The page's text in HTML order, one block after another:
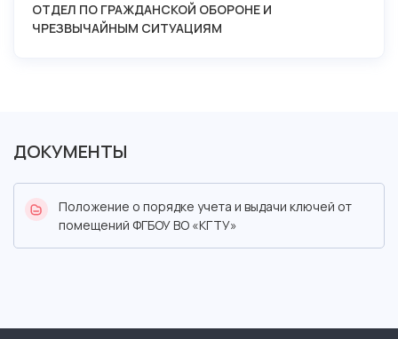
ОТДЕЛ ПО ГРАЖДАНСКОЙ ОБОРОНЕ И
ЧРЕЗВЫЧАЙНЫМ СИТУАЦИЯМ
ДОКУМЕНТЫ
Положение о порядке учета и выдачи ключей от
помещений ФГБОУ ВО «КГТУ»